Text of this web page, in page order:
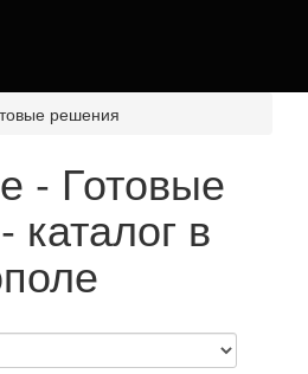
решения
- Готовые
в